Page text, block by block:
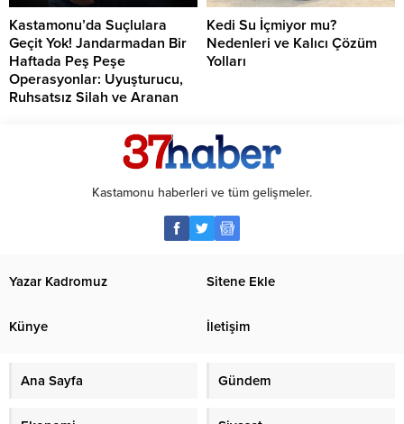
Kastamonu’da Suçlulara
Geçit Yok! Jandarmadan Bir
Haftada Peş Peşe
Operasyonlar: Uyuşturucu,
Ruhsatsız Silah ve Aranan
Kedi Su İçmiyor mu?
Nedenleri ve Kalıcı Çözüm
Yolları
Kastamonu haberleri ve tüm gelişmeler.
Yazar Kadromuz Sitene Ekle
Künye İletişim
Ana Sayfa Gündem